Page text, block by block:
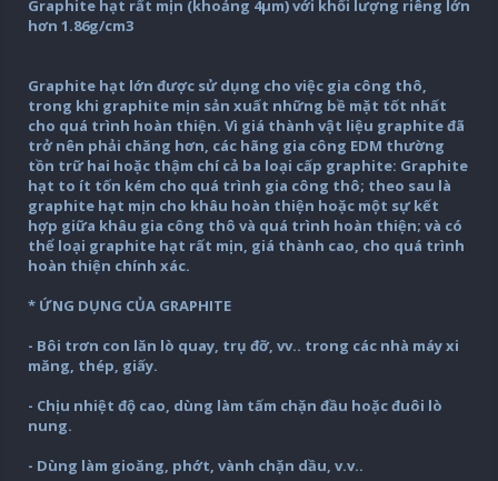
Graphite hạt rất mịn (khoảng 4µm) với khối lượng riêng lớn
hơn 1.86g/cm3
Graphite hạt lớn được sử dụng cho việc gia công thô,
trong khi graphite mịn sản xuất những bề mặt tốt nhất
cho quá trình hoàn thiện. Vì giá thành vật liệu graphite đã
trở nên phải chăng hơn, các hãng gia công EDM thường
tồn trữ hai hoặc thậm chí cả ba loại cấp graphite: Graphite
hạt to ít tốn kém cho quá trình gia công thô; theo sau là
graphite hạt mịn cho khâu hoàn thiện hoặc một sự kết
hợp giữa khâu gia công thô và quá trình hoàn thiện; và có
thể loại graphite hạt rất mịn, giá thành cao, cho quá trình
hoàn thiện chính xác.
* ỨNG DỤNG CỦA GRAPHITE
- Bôi trơn con lăn lò quay, trụ đỡ, vv.. trong các nhà máy xi
măng, thép, giấy.
- Chịu nhiệt độ cao, dùng làm tấm chặn đầu hoặc đuôi lò
nung.
- Dùng làm gioăng, phớt, vành chặn dầu, v.v..